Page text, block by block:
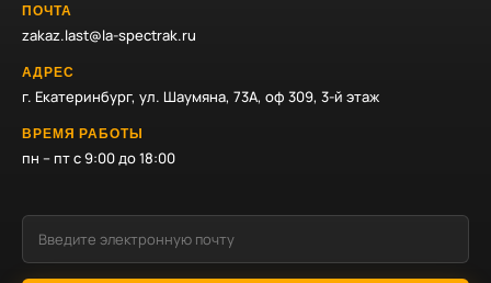
ПОЧТА
zakaz.last@la-spectrak.ru
АДРЕС
г. Екатеринбург, ул. Шаумяна, 73А, оф 309, 3-й этаж
ВРЕМЯ РАБОТЫ
пн – пт с 9:00 до 18:00